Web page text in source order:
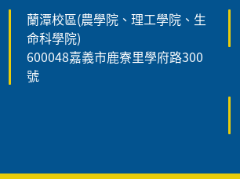
蘭潭校區(農學院、理工學院、生
命科學院)
600048嘉義市鹿寮里學府路300
號